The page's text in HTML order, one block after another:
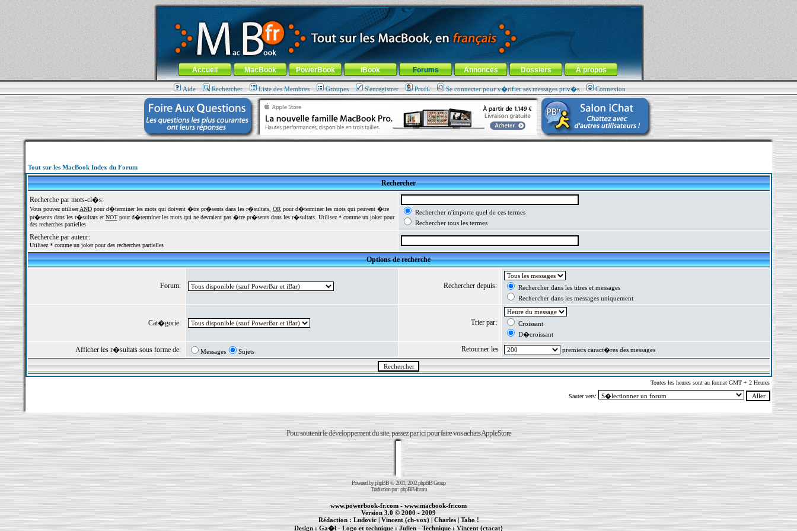
MacBook-fr.com : 100% Apple... 100% nomade !
Aller au contenu-Aller au menu général-Aller au menu de la rubrique
Menu général
Accueil MacBook PowerBook iBook Forums Annonces Dossiers À propos
Aide Rechercher Liste des Membres Groupes S'enregistrer Profil Se connecter pour v�rifier ses messages priv�s Connexion
Tout sur les MacBook Index du Forum
Rechercher
Recherche par mots-cl�s:
Vous pouvez utiliserANDpour d�terminer les mots qui doivent �tre pr�sents dans les r�sultats, OR pour d�terminer les mots qui peuvent �tre
pr�sents dans les r�sultats et NOTpour d�terminer les mots qui ne devraient pas �tre pr�sents dans les r�sultats. Utilisez * comme un joker pour
des recherches partielles
Rechercher n'importe quel de ces termes
Rechercher tous les termes
Recherche par auteur:
Utilisez * comme un joker pour des recherches partielles
Options de recherche
Forum: Rechercher depuis:
Rechercher dans les titres et messages
Rechercher dans les messages uniquement
Cat�gorie: Trier par:
Croissant
D�croissant
Afficher les r�sultats sous forme de: Messages Sujets Retourner les premiers caract�res des messages
Toutes les heures sont au format GMT + 2 Heures
Sauter vers:
Pour soutenir le développement du site, passez par ici pour faire vos achats AppleStore
Powered byphpBB© 2001, 2002 phpBB Group
Traduction par :phpBB-fr.com
www.powerbook-fr.com-www.macbook-fr.com
Version 3.0 © 2000 - 2009
Rédaction :Ludovic| Vincent (ch-vox)|Charles| Taho !
Design : Ga�l - Logo et technique : Julien - Technique :Vincent (ctacat)